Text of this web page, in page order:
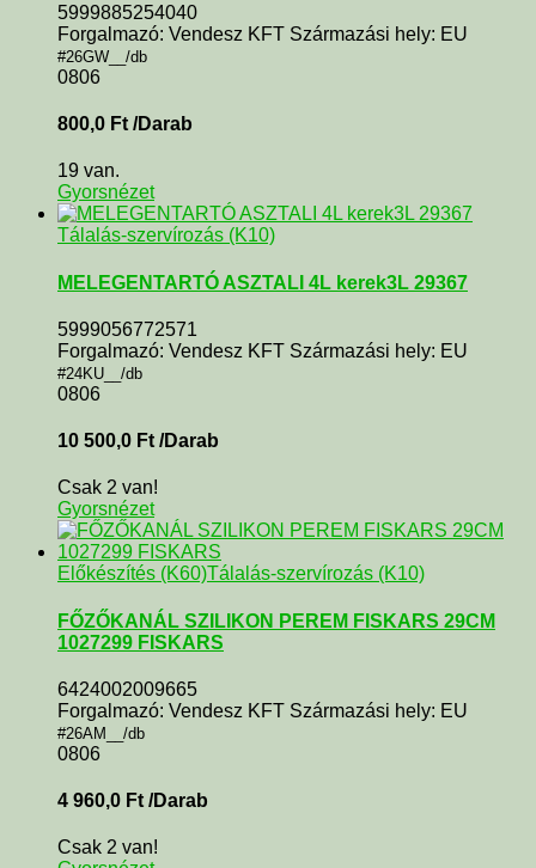
5999885254040
Forgalmazó: Vendesz KFT Származási hely: EU
#26GW__/db
0806
800,0 Ft /Darab
19 van.
Gyorsnézet
Tálalás-szervírozás (K10)
MELEGENTARTÓ ASZTALI 4L kerek3L 29367
5999056772571
Forgalmazó: Vendesz KFT Származási hely: EU
#24KU__/db
0806
10 500,0 Ft /Darab
Csak 2 van!
Gyorsnézet
Előkészítés (K60)Tálalás-szervírozás (K10)
FŐZŐKANÁL SZILIKON PEREM FISKARS 29CM
1027299 FISKARS
6424002009665
Forgalmazó: Vendesz KFT Származási hely: EU
#26AM__/db
0806
4 960,0 Ft /Darab
Csak 2 van!